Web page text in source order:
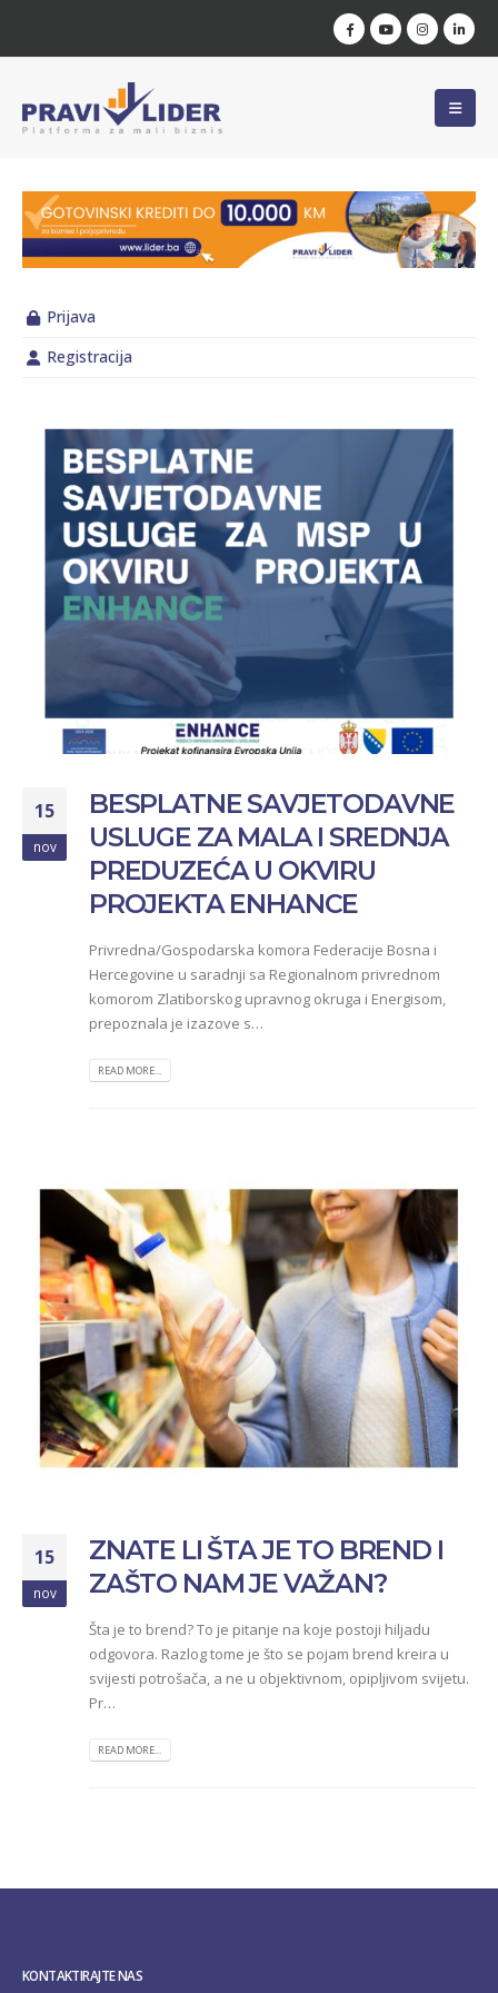
Prijava
Registracija
15
nov
BESPLATNE SAVJETODAVNE
USLUGE ZA MALA I SREDNJA
PREDUZEĆA U OKVIRU
PROJEKTA ENHANCE
Privredna/Gospodarska komora Federacije Bosna i
Hercegovine u saradnji sa Regionalnom privrednom
komorom Zlatiborskog upravnog okruga i Energisom,
prepoznala je izazove s…
READ MORE...
15
nov
ZNATE LI ŠTA JE TO BREND I
ZAŠTO NAM JE VAŽAN?
Šta je to brend? To je pitanje na koje postoji hiljadu
odgovora. Razlog tome je što se pojam brend kreira u
svijesti potrošača, a ne u objektivnom, opipljivom svijetu.
Pr…
READ MORE...
KONTAKTIRAJTE NAS